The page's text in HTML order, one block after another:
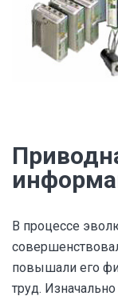
В процессе
повышали его
труд.